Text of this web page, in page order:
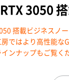
3050
搭載ビジネスノ
ではより高性能な
ンナップもご覧く